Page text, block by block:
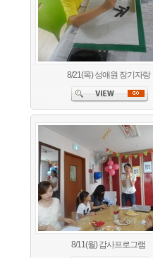
8/21(목) 성애원 장기자랑
8/11(월) 감사프로그램